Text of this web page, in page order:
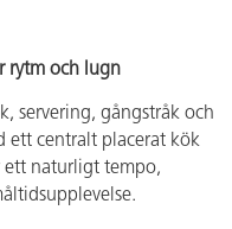
rytm och lugn
servering, gångstråk och
ett centralt placerat kök
ett naturligt tempo,